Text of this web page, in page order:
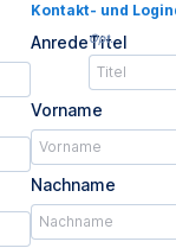
Kontakt- und
AnredeTitel
Opt.
Vorname
Nachname